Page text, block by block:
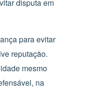
disputa em
para evitar
reputação.
mesmo
na